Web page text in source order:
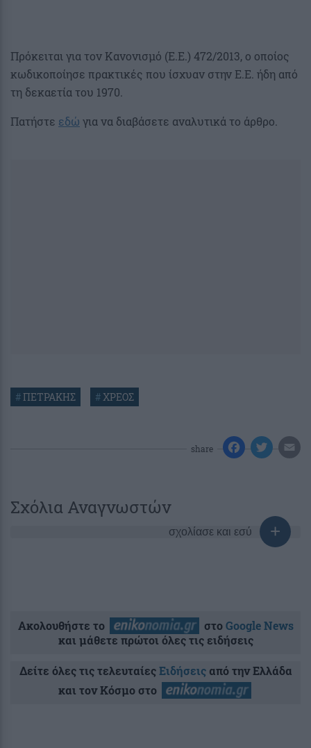
Πρόκειται για τον Κανονισμό (Ε.Ε.) 472/2013, ο οποίος
κωδικοποίησε πρακτικές που ίσχυαν στην Ε.Ε. ήδη από
τη δεκαετία του 1970.
Πατήστε εδώ για να διαβάσετε αναλυτικά το άρθρο.
#ΠΕΤΡΑΚΗΣ # ΧΡΕΟΣ
share
Σχόλια Αναγνωστών
σχολίασε και εσύ
Ακολουθήστε το στοGoogle News
και μάθετε πρώτοι όλες τις ειδήσεις
Δείτε όλες τις τελευταίεςΕιδήσειςαπό την Ελλάδα
και τον Κόσμο στο